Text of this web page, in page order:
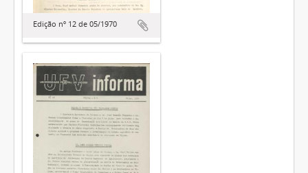
Edição nº 12 de 05/1970